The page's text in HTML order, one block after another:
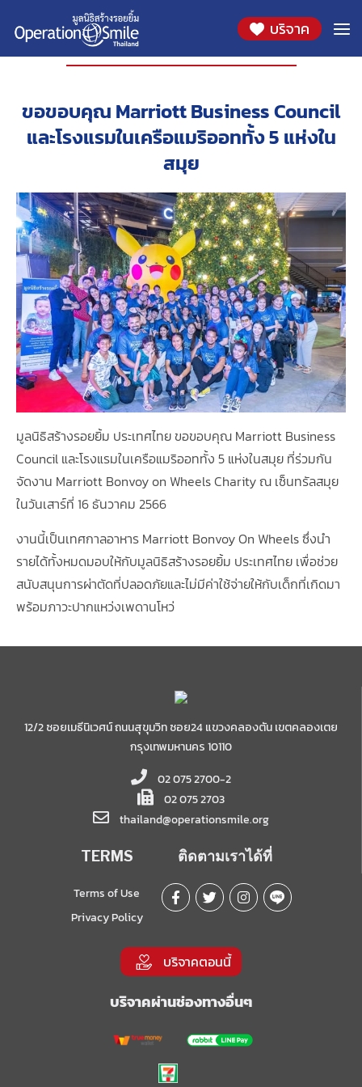
บริจาค
องค์กรที่ร่วมสนับสนุน
ขอขอบคุณ Marriott Business Council
และโรงแรมในเครือแมริออททั้ง 5 แห่งใน
สมุย
มูลนิธิสร้างรอยยิ้ม ประเทศไทย ขอขอบคุณ Marriott Business
Council และโรงแรมในเครือแมริออททั้ง 5 แห่งในสมุย ที่ร่วมกัน
จัดงาน Marriott Bonvoy on Wheels Charity ณ เซ็นทรัลสมุย
ในวันเสาร์ที่ 16 ธันวาคม 2566
งานนี้เป็นเทศกาลอาหาร Marriott Bonvoy On Wheels ซึ่งนำ
รายได้ทั้งหมดมอบให้กับมูลนิธิสร้างรอยยิ้ม ประเทศไทย เพื่อช่วย
สนับสนุนการผ่าตัดที่ปลอดภัยและไม่มีค่าใช้จ่ายให้กับเด็กที่เกิดมา
พร้อมภาวะปากแหว่งเพดานโหว่
12/2 ซอยเมธีนิเวศน์ ถนนสุขุมวิท ซอย24 แขวงคลองตัน เขตคลองเตย
กรุงเทพมหานคร 10110
02 075 2700-2
02 075 2703
thailand@operationsmile.org
TERMS
Terms of Use
Privacy Policy
ติดตามเราได้ที่
บริจาคตอนนี้
บริจาคผ่านช่องทางอื่นๆ